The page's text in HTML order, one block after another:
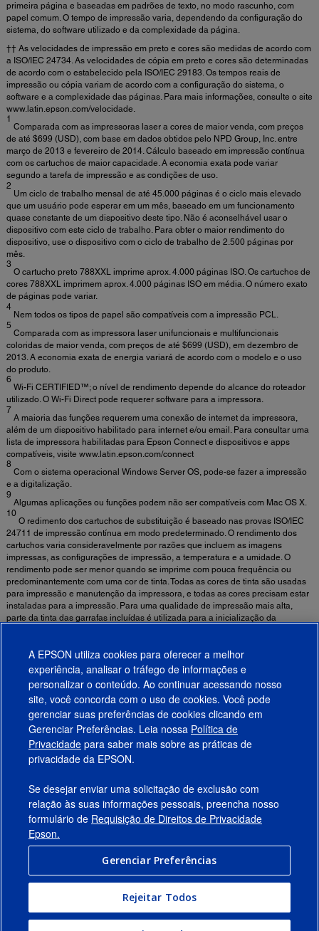
primeira página e baseadas em padrões de texto, no modo rascunho, com
papel comum. O tempo de impressão varia, dependendo da configuração do
sistema, do software utilizado e da complexidade da página.
†† As velocidades de impressão em preto e cores são medidas de acordo com
a ISO/IEC 24734. As velocidades de cópia em preto e cores são determinadas
de acordo com o estabelecido pela ISO/IEC 29183. Os tempos reais de
impressão ou cópia variam de acordo com a configuração do sistema, o
software e a complexidade das páginas. Para mais informações, consulte o site
www.latin.epson.com/velocidade.
1
Comparada com as impressoras laser a cores de maior venda, com preços
de até $699 (USD), com base em dados obtidos pelo NPD Group, Inc. entre
março de 2013 e fevereiro de 2014. Cálculo baseado em impressão contínua
com os cartuchos de maior capacidade. A economia exata pode variar
segundo a tarefa de impressão e as condições de uso.
2
Um ciclo de trabalho mensal de até 45.000 páginas é o ciclo mais elevado
que um usuário pode esperar em um mês, baseado em um funcionamento
quase constante de um dispositivo deste tipo. Não é aconselhável usar o
dispositivo com este ciclo de trabalho. Para obter o maior rendimento do
dispositivo, use o dispositivo com o ciclo de trabalho de 2.500 páginas por
mês.
3
O cartucho preto 788XXL imprime aprox. 4.000 páginas ISO. Os cartuchos de
cores 788XXL imprimem aprox. 4.000 páginas ISO em média. O número exato
de páginas pode variar.
4
Nem todos os tipos de papel são compatíveis com a impressão PCL.
5
Comparada com as impressora laser unifuncionais e multifuncionais
coloridas de maior venda, com preços de até $699 (USD), em dezembro de
2013. A economia exata de energia variará de acordo com o modelo e o uso
do produto.
6
Wi-Fi CERTIFIED™; o nível de rendimento depende do alcance do roteador
utilizado. O Wi-Fi Direct pode requerer software para a impressora.
7
A maioria das funções requerem uma conexão de internet da impressora,
além de um dispositivo habilitado para internet e/ou email. Para consultar uma
lista de impressora habilitadas para Epson Connect e dispositivos e apps
compatíveis, visite www.latin.epson.com/connect
8
Com o sistema operacional Windows Server OS, pode-se fazer a impressão
e a digitalização.
9
Algumas aplicações ou funções podem não ser compatíveis com Mac OS X.
10
O redimento dos cartuchos de substituição é baseado nas provas ISO/IEC
24711 de impressão contínua em modo predeterminado. O rendimento dos
cartuchos varia consideravelmente por razões que incluem as imagens
impressas, as configurações de impressão, a temperatura e a umidade. O
rendimento pode ser menor quando se imprime com pouca frequência ou
predominantemente com uma cor de tinta. Todas as cores de tinta são usadas
para impressão e manutenção da impressora, e todas as cores precisam estar
instaladas para a impressão. Para uma qualidade de impressão mais alta,
parte da tinta das garrafas incluídas é utilizada para a inicialização da
visite o site www.latin.epson.com/infocartucho
É necessário que tenha acesso à internet para instalar os drivers e o
software de OS X.
Produtos
Suporte
Links Sugeridos
Empresa
Conecte-se com a Epson
Termos de Uso
A EPSON utiliza cookies para oferecer a melhor
experiência, analisar o tráfego de informações e
personalizar o conteúdo. Ao continuar acessando nosso
site, você concorda com o uso de cookies. Você pode
gerenciar suas preferências de cookies clicando em
Gerenciar Preferências. Leia nossa Política de
Privacidade para saber mais sobre as práticas de
privacidade da EPSON.
Se desejar enviar uma solicitação de exclusão com
relação às suas informações pessoais, preencha nosso
formulário de Requisição de Direitos de Privacidade
Epson.
Gerenciar Preferências
Rejeitar Todos